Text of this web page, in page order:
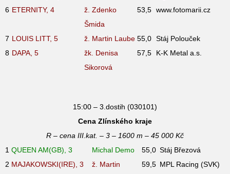
6 ETERNITY, 4
ž. Zdenko
Šmida
53,5 www.fotomarii.cz
7 LOUIS LITT, 5 ž. Martin Laube 55,0 Stáj Polouček
8 DAPA, 5
žk. Denisa
Sikorová
57,5 K-K Metal a.s.
15:00 – 3.dostih (030101)
Cena Zlínského kraje
R – cena III.kat. – 3 – 1600 m – 45 000 Kč
1 QUEEN AM(GB), 3 Michal Demo 55,0 Stáj Březová
2 MAJAKOWSKI(IRE), 3
ž. Martin
59,5 MPL Racing (SVK)